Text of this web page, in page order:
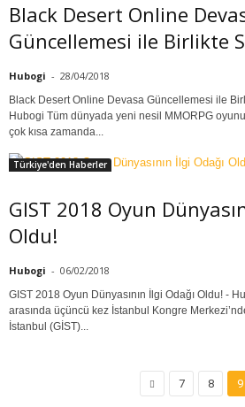
Black Desert Online
Güncellemesi ile Birlikte
Hubogi - 28/04/2018
Black Desert Online Devasa Güncellemesi ile
Hubogi Tüm dünyada yeni nesil MMORPG
çok kısa zamanda...
Türkiye'den Haberler
GIST 2018 Oyun
Oldu!
Hubogi - 06/02/2018
GIST 2018 Oyun Dünyasının İlgi Odağı Oldu! -
arasında üçüncü kez İstanbul Kongre
İstanbul (GİST)...
7 8 9